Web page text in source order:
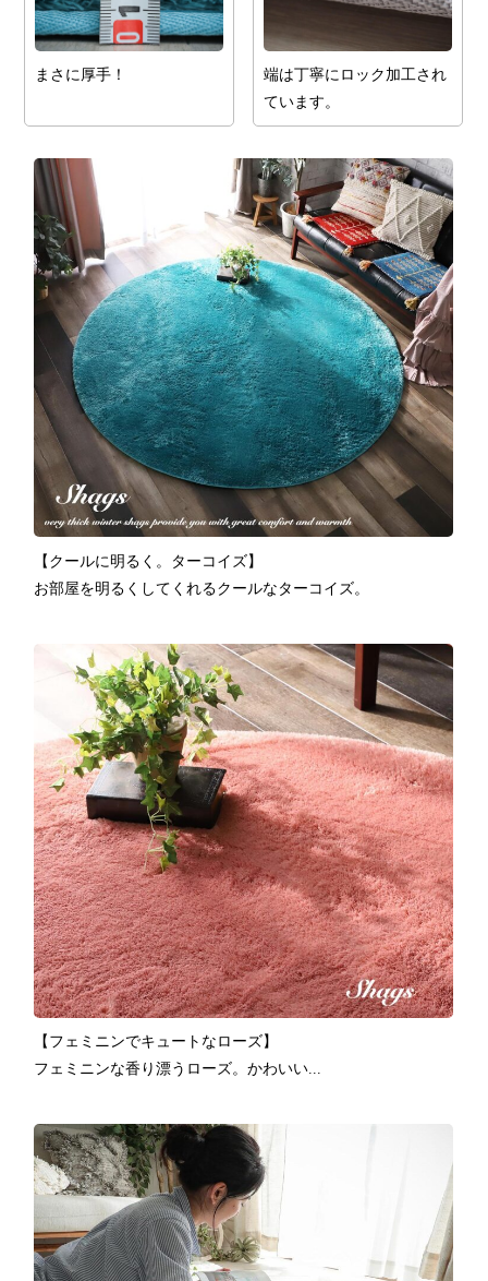
まさに厚手！
端は丁寧にロック加工され
ています。
【クールに明るく。ターコイズ】
お部屋を明るくしてくれるクールなターコイズ。
【フェミニンでキュートなローズ】
フェミニンな香り漂うローズ。かわいい...